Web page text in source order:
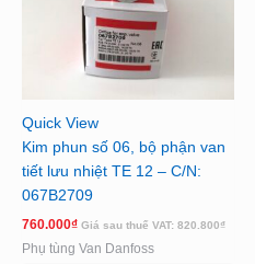
Quick View
Kim phun số 06, bộ phận van
tiết lưu nhiệt TE 12 – C/N:
067B2709
760.000₫ Giá sau thuế VAT: 820.800₫
Phụ tùng Van Danfoss